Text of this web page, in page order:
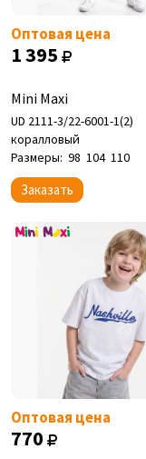
Оптовая цена
1 395
Mini Maxi
UD 2111-3/22-6001-1(2)
коралловый
Размеры: 98 104 110
Заказать
Оптовая цена
770